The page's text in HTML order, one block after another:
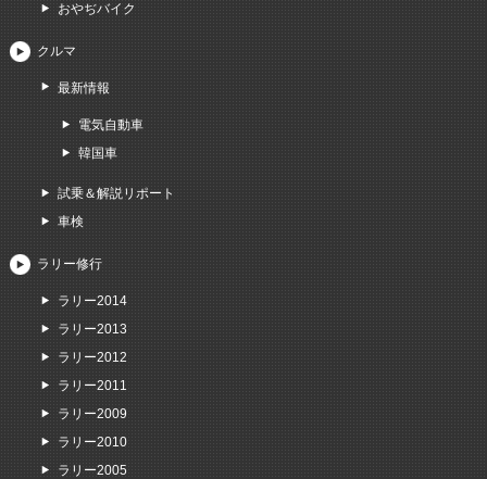
おやぢバイク
クルマ
最新情報
電気自動車
韓国車
試乗＆解説リポート
車検
ラリー修行
ラリー2014
ラリー2013
ラリー2012
ラリー2011
ラリー2009
ラリー2010
ラリー2005